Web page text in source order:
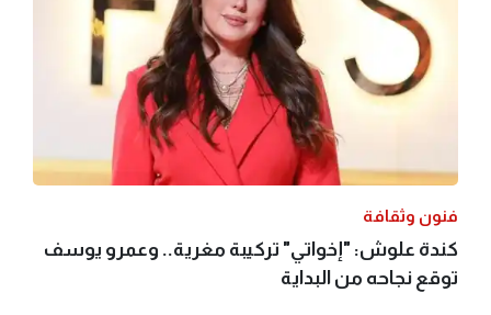
فنون وثقافة
كندة علوش: "إخواتي" تركيبة مغرية.. وعمرو يوسف
توقع نجاحه من البداية